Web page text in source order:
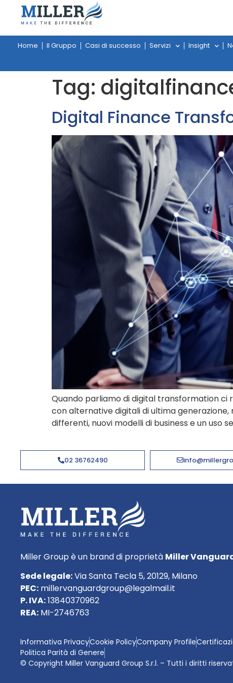
Home Il Gruppo Casi di successo Servizi Insight
Tag:
Digital Finance
Quando parliamo di digital transformation ci
con alternative digitali di ultima
differenti, nuovi modelli di business e un uso
02 36762490
Miller Group è un brand di proprietà Miller
Sede legale:Via Santa Tecla 5, 20129, Milano
PEC: millervanguardgroup@legalmail.it
P. IVA:13840370962
REA: MI-2746763
Informativa PrivacyCookie PolicyCompany Profile
Politica Parità di Genere
© Copyright Miller Vanguard Group S.r.l. – Tutti i diritti